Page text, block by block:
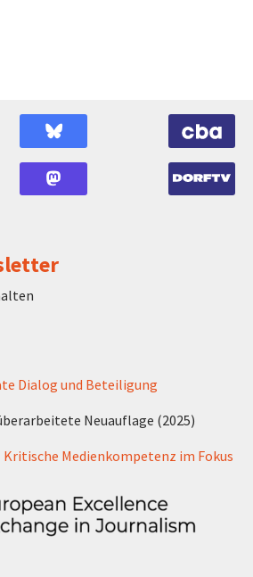
Dialog und Beteiligung
Neuauflage (2025)
Kritische Medienkompetenz im Fokus